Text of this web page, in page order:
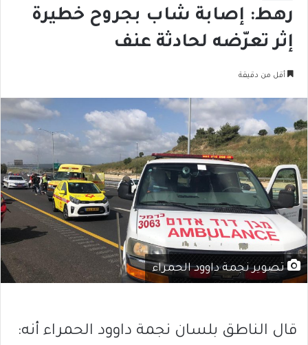
رهط: إصابة شاب بجروح خطيرة
إثر تعرّضه لحادثة عنف
أقل من دقيقة
تصوير نجمة داوود الحمراء
قال الناطق بلسان نجمة داوود الحمراء أنه: